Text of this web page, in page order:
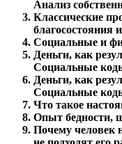
Анализ
Классические
благосостояния
Социальные и
Деньги, как
Социальные
Деньги, как
Социальные
Что такое
Опыт бедности,
Почему человек